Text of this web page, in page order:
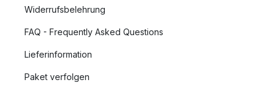
Widerrufsbelehrung
FAQ - Frequently Asked Questions
Lieferinformation
Paket verfolgen